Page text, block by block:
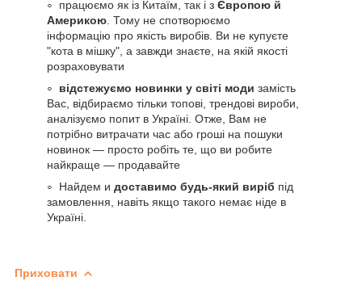
працюємо як із Китаїм, так і з Європою й
Америкою . Тому не спотворюємо
інформацію про якість виробів. Ви не купуєте
"кота в мішку", а завжди знаєте, на якій якості
розраховувати
відстежуємо новинки у світі моди замість
Вас, відбираємо тільки топові, трендові вироби,
аналізуємо попит в Україні. Отже, Вам не
потрібно витрачати час або гроші на пошуки
новинок — просто робіть те, що ви робите
найкраще — продавайте
Найдем и доставимо будь-який виріб під
замовлення, навіть якщо такого немає ніде в
Україні.
Приховати